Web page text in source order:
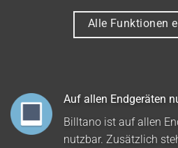
Alle Funktionen
Auf allen Endgeräten
Billtano ist auf allen
nutzbar. Zusätzlich